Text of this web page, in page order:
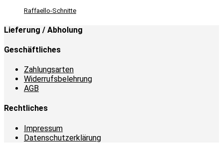
Raffaello-Schnitte
Lieferung / Abholung
Geschäftliches
Zahlungsarten
Widerrufsbelehrung
AGB
Rechtliches
Impressum
Datenschutzerklärung